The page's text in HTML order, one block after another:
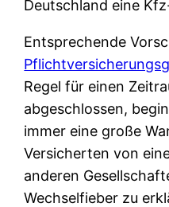
Deutschland eine
Entsprechende
Regel für einen
abgeschlossen,
immer eine große
Versicherten von
anderen
Wechselfieber zu